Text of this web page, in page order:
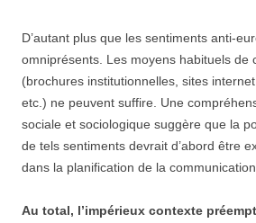
D’autant plus que les sentiments anti-
omniprésents. Les moyens habituels de
(brochures institutionnelles, sites
etc.) ne peuvent suffire. Une
sociale et sociologique suggère que la
de tels sentiments devrait d’abord être
dans la planification de la communication.
Au total, l’impérieux contexte